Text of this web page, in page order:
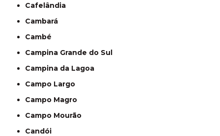
Cafelândia
Cambará
Cambé
Campina Grande do Sul
Campina da Lagoa
Campo Largo
Campo Magro
Campo Mourão
Candói